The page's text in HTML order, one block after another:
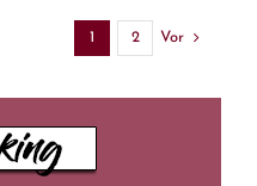
1 2 Vor